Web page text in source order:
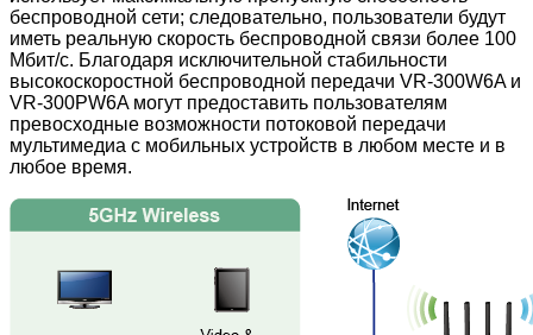
беспроводной сети; следовательно, пользователи будут
иметь реальную скорость беспроводной связи более 100
Мбит/с. Благодаря исключительной стабильности
высокоскоростной беспроводной передачи VR-300W6A и
VR-300PW6A могут предоставить пользователям
превосходные возможности потоковой передачи
мультимедиа с мобильных устройств в любом месте и в
любое время.